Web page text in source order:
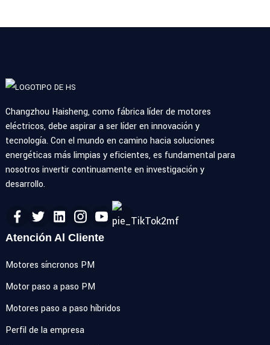
Changzhou Haisheng, como fábrica líder de motores
eléctricos, debe aspirar a ser líder en innovación y
tecnología. Con el mundo en camino hacia soluciones
energéticas más limpias y eficientes, es fundamental para
nosotros invertir continuamente en investigación y
desarrollo.
Atención Al Cliente
Motores síncronos PM
Motor paso a paso PM
Motores paso a paso híbridos
Perfil de la empresa